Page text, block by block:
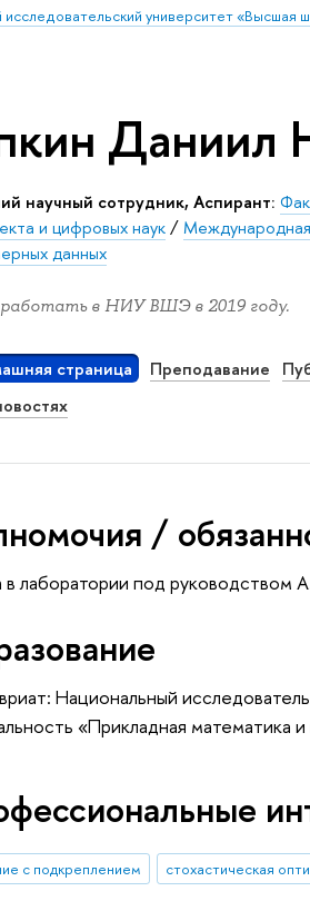
университет «Высшая
Даниил
научный сотрудник, Аспирант:
и цифровых наук/Международная
данных
в НИУ ВШЭ в 2019 году.
страница Преподавание
/
в лаборатории под руководством
Национальный
«Прикладная математика
с подкреплением стохастическая